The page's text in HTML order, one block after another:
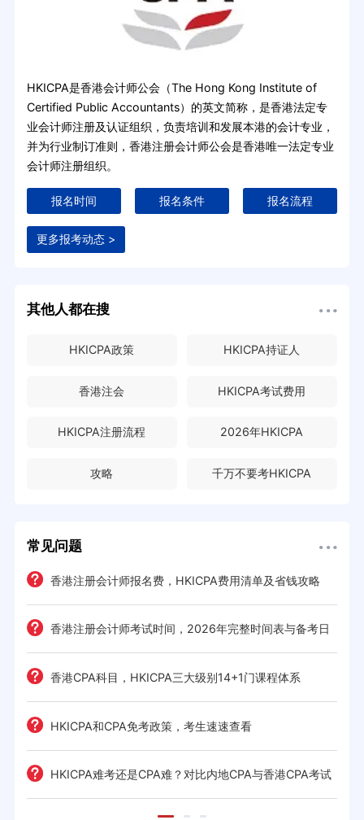
HKICPA是香港会计师公会（The Hong Kong Institute of
Certified Public Accountants）的英文简称，是香港法定专
业会计师注册及认证组织，负责培训和发展本港的会计专业，
并为行业制订准则，香港注册会计师公会是香港唯一法定专业
会计师注册组织。
报名时间 报名条件 报名流程
更多报考动态 >
其他人都在搜
HKICPA政策 HKICPA持证人
香港注会 HKICPA考试费用
HKICPA注册流程 2026年HKICPA
攻略 千万不要考HKICPA
常见问题
香港注册会计师报名费，HKICPA费用清单及省钱攻略
香港注册会计师考试时间，2026年完整时间表与备考日
历 香港CPA科目，HKICPA三大级别14+1门课程体系
HKICPA和CPA免考政策，考生速速查看
HKICPA难考还是CPA难？对比内地CPA与香港CPA考试